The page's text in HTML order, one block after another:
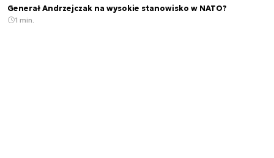
Generał Andrzejczak na wysokie stanowisko w NATO?
1 min.